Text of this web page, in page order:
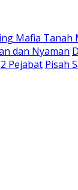
Mafia
dan Nyaman
Pejabat Pisah